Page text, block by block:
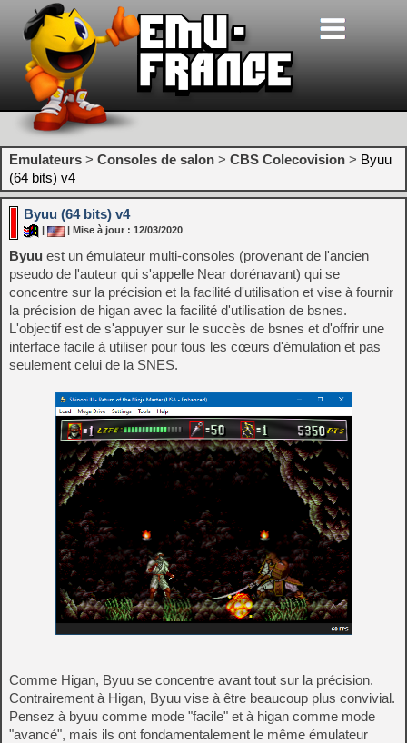
Emulateurs > Consoles de salon > CBS Colecovision > Byuu
(64 bits) v4
Byuu (64 bits) v4
| Mise à jour : 12/03/2020
Byuu est un émulateur multi-consoles (provenant de l'ancien
pseudo de l'auteur qui s'appelle Near dorénavant) qui se
concentre sur la précision et la facilité d'utilisation et vise à fournir
la précision de higan avec la facilité d'utilisation de bsnes.
L'objectif est de s'appuyer sur le succès de bsnes et d'offrir une
interface facile à utiliser pour tous les cœurs d'émulation et pas
seulement celui de la SNES.
Comme Higan, Byuu se concentre avant tout sur la précision.
Contrairement à Higan, Byuu vise à être beaucoup plus convivial.
Pensez à byuu comme mode "facile" et à higan comme mode
"avancé", mais ils ont fondamentalement le même émulateur